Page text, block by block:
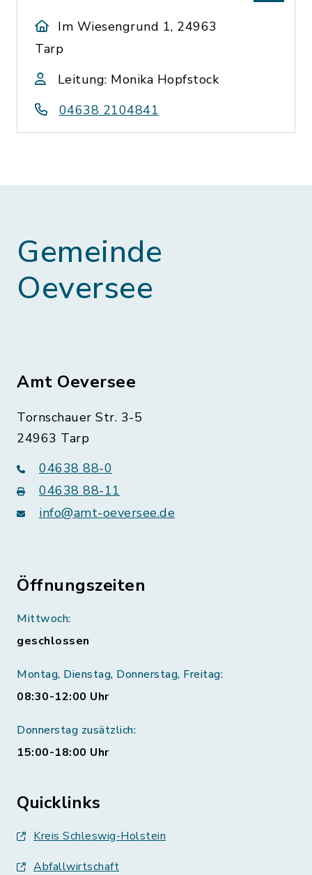
Im Wiesengrund 1, 24963
Tarp
Leitung: Monika Hopfstock
04638 2104841
Gemeinde
Oeversee
Amt Oeversee
Tornschauer Str. 3-5
24963 Tarp
04638 88-0
04638 88-11
info@amt-oeversee.de
Öffnungszeiten
Mittwoch:
geschlossen
Montag, Dienstag, Donnerstag, Freitag:
08:30-12:00 Uhr
Donnerstag zusätzlich:
15:00-18:00 Uhr
Quicklinks
Kreis Schleswig-Holstein
Abfallwirtschaft